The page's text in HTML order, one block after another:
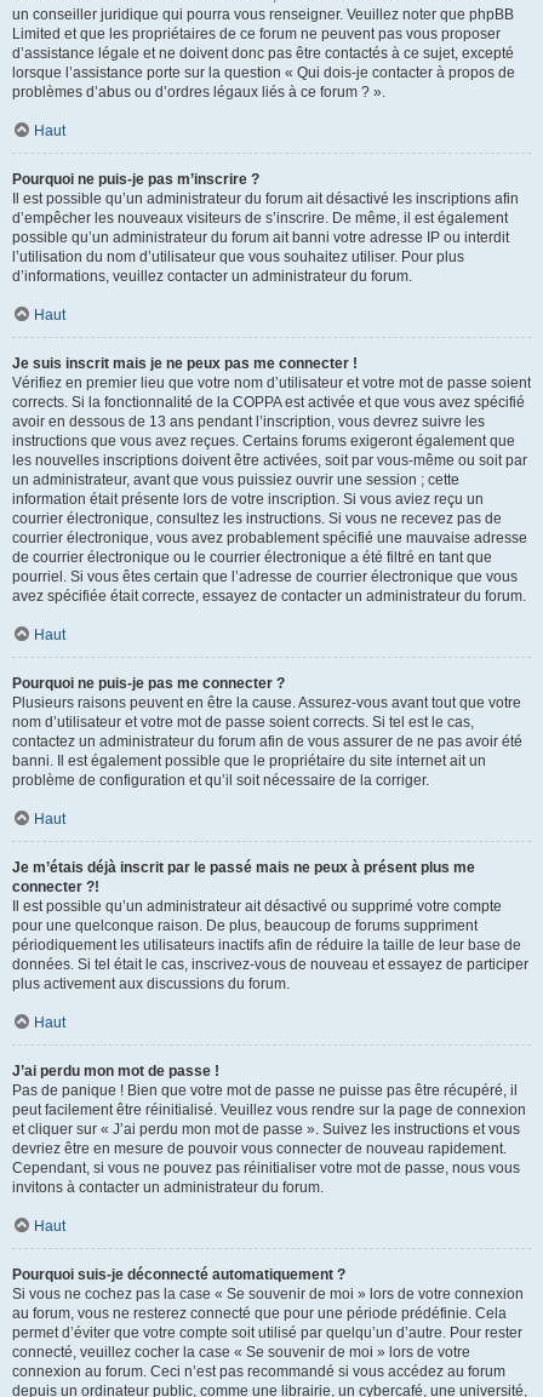
un conseiller juridique qui pourra vous renseigner. Veuillez noter que phpBB
Limited et que les propriétaires de ce forum ne peuvent pas vous proposer
d’assistance légale et ne doivent donc pas être contactés à ce sujet, excepté
lorsque l’assistance porte sur la question « Qui dois-je contacter à propos de
problèmes d’abus ou d’ordres légaux liés à ce forum ? ».
Haut
Pourquoi ne puis-je pas m’inscrire ?
Il est possible qu’un administrateur du forum ait désactivé les inscriptions afin
d’empêcher les nouveaux visiteurs de s’inscrire. De même, il est également
possible qu’un administrateur du forum ait banni votre adresse IP ou interdit
l’utilisation du nom d’utilisateur que vous souhaitez utiliser. Pour plus
d’informations, veuillez contacter un administrateur du forum.
Haut
Je suis inscrit mais je ne peux pas me connecter !
Vérifiez en premier lieu que votre nom d’utilisateur et votre mot de passe soient
corrects. Si la fonctionnalité de la COPPA est activée et que vous avez spécifié
avoir en dessous de 13 ans pendant l’inscription, vous devrez suivre les
instructions que vous avez reçues. Certains forums exigeront également que
les nouvelles inscriptions doivent être activées, soit par vous-même ou soit par
un administrateur, avant que vous puissiez ouvrir une session ; cette
information était présente lors de votre inscription. Si vous aviez reçu un
courrier électronique, consultez les instructions. Si vous ne recevez pas de
courrier électronique, vous avez probablement spécifié une mauvaise adresse
de courrier électronique ou le courrier électronique a été filtré en tant que
pourriel. Si vous êtes certain que l’adresse de courrier électronique que vous
avez spécifiée était correcte, essayez de contacter un administrateur du forum.
Haut
Pourquoi ne puis-je pas me connecter ?
Plusieurs raisons peuvent en être la cause. Assurez-vous avant tout que votre
nom d’utilisateur et votre mot de passe soient corrects. Si tel est le cas,
contactez un administrateur du forum afin de vous assurer de ne pas avoir été
banni. Il est également possible que le propriétaire du site internet ait un
problème de configuration et qu’il soit nécessaire de la corriger.
Haut
Je m’étais déjà inscrit par le passé mais ne peux à présent plus me
connecter ?!
Il est possible qu’un administrateur ait désactivé ou supprimé votre compte
pour une quelconque raison. De plus, beaucoup de forums suppriment
périodiquement les utilisateurs inactifs afin de réduire la taille de leur base de
données. Si tel était le cas, inscrivez-vous de nouveau et essayez de participer
plus activement aux discussions du forum.
Haut
J’ai perdu mon mot de passe !
Pas de panique ! Bien que votre mot de passe ne puisse pas être récupéré, il
peut facilement être réinitialisé. Veuillez vous rendre sur la page de connexion
et cliquer sur « J’ai perdu mon mot de passe ». Suivez les instructions et vous
devriez être en mesure de pouvoir vous connecter de nouveau rapidement.
Cependant, si vous ne pouvez pas réinitialiser votre mot de passe, nous vous
invitons à contacter un administrateur du forum.
Haut
Pourquoi suis-je déconnecté automatiquement ?
Si vous ne cochez pas la case « Se souvenir de moi » lors de votre connexion
au forum, vous ne resterez connecté que pour une période prédéfinie. Cela
permet d’éviter que votre compte soit utilisé par quelqu’un d’autre. Pour rester
connecté, veuillez cocher la case « Se souvenir de moi » lors de votre
connexion au forum. Ceci n’est pas recommandé si vous accédez au forum
depuis un ordinateur public, comme une librairie, un cybercafé, une université,